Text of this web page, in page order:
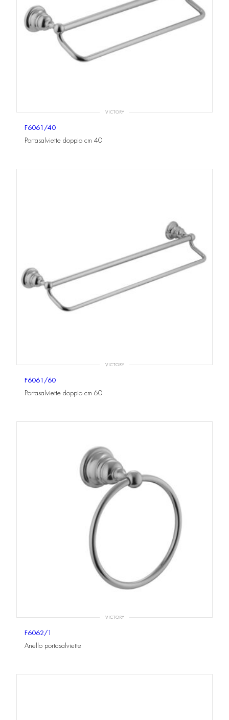
VICTORY
F6061/40
Portasalviette doppio cm 40
VICTORY
F6061/60
Portasalviette doppio cm 60
VICTORY
F6062/1
Anello portasalviette